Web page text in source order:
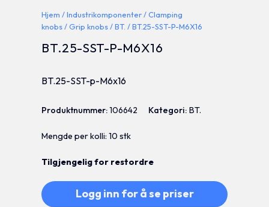
Hjem /Industrikomponenter/Clamping
knobs/Grip knobs/BT. / BT.25-SST-P-M6X16
BT.25-SST-P-M6X16
BT.25-SST-p-M6x16
Produktnummer:106642 Kategori:BT.
Mengde per kolli: 10 stk
Tilgjengelig for restordre
Logg inn for å se priser